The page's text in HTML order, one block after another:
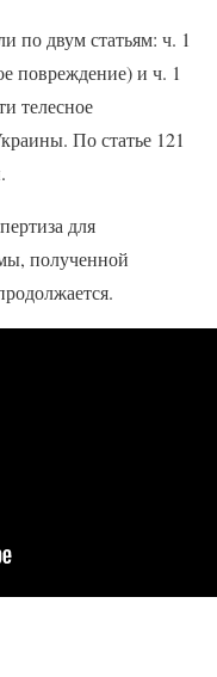
по двум статьям: ч. 1
повреждение) и ч. 1
телесное
По статье 121
для
полученной